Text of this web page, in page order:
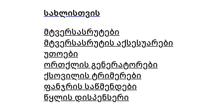
სახლისთვის
მტვერსასრუტები
მტვერსასრუტის აქსესუარები
უთოები
ორთქლის გენერატორები
ქსოვილის ტრიმერები
ფანჯრის საწმენდები
წყლის დისპენსერი